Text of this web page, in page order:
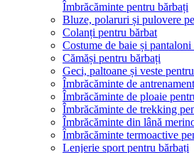
Îmbrăcăminte pentru bărbați
Bluze, polaruri și pulovere
Colanți pentru bărbat
Costume de baie și
Cămăși pentru bărbați
Geci, paltoane și veste
Îmbrăcăminte de
Îmbrăcăminte de ploaie
Îmbrăcăminte de trekking
Îmbrăcăminte din lână
Îmbrăcăminte termoactive
Lenjerie sport pentru bărbați